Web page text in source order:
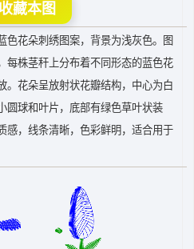
收藏本图
色花朵刺绣图案，背景为浅灰色。图
每株茎秆上分布着不同形态的蓝色花
。花朵呈放射状花瓣结构，中心为白
圆球和叶片，底部有绿色草叶状装
感，线条清晰，色彩鲜明，适合用于